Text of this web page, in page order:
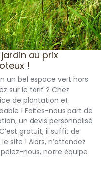
au prix
!
un bel espace vert hors
sur le tarif ? Chez
de plantation et
! Faites-nous part de
un devis personnalisé
gratuit, il suffit de
site ! Alors, n’attendez
nous, notre équipe